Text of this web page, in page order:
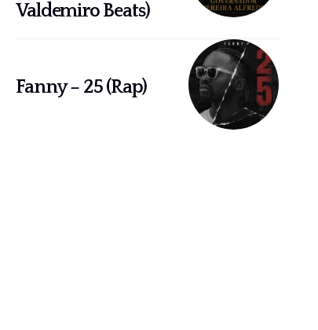
Valdemiro Beats)
Fanny – 25 (Rap)